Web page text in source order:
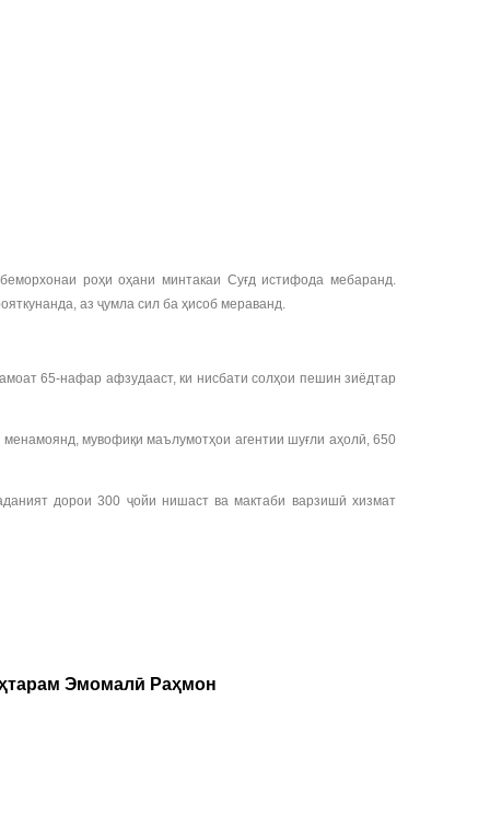
роҳи оҳани минтакаи Суғд истифода мебаранд.
аз ҷумла сил ба ҳисоб мераванд.
65-нафар афзудааст, ки нисбати солҳои пешин зиёдтар
мувофиқи маълумотҳои агентии шуғли аҳолӣ, 650
дорои 300 ҷойи нишаст ва мактаби варзишӣ хизмат
Эмомалӣ Раҳмон